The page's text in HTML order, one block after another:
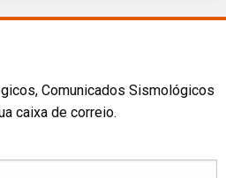
Comunicados Sismológicos
caixa de correio.